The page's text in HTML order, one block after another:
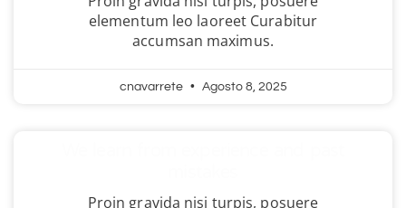
elementum leo laoreet Curabitur
accumsan maximus.
cnavarrete Agosto 8, 2025
Proin gravida nisi turpis, posuere